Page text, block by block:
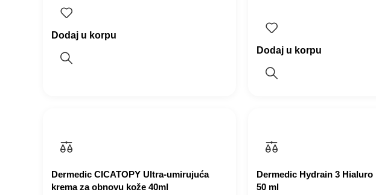
Dodaj u korpu
Dodaj u korpu
Dermedic CICATOPY Ultra-umirujuća
krema za obnovu kože 40ml
Dermedic Hydrain 3 Hialuro
50 ml